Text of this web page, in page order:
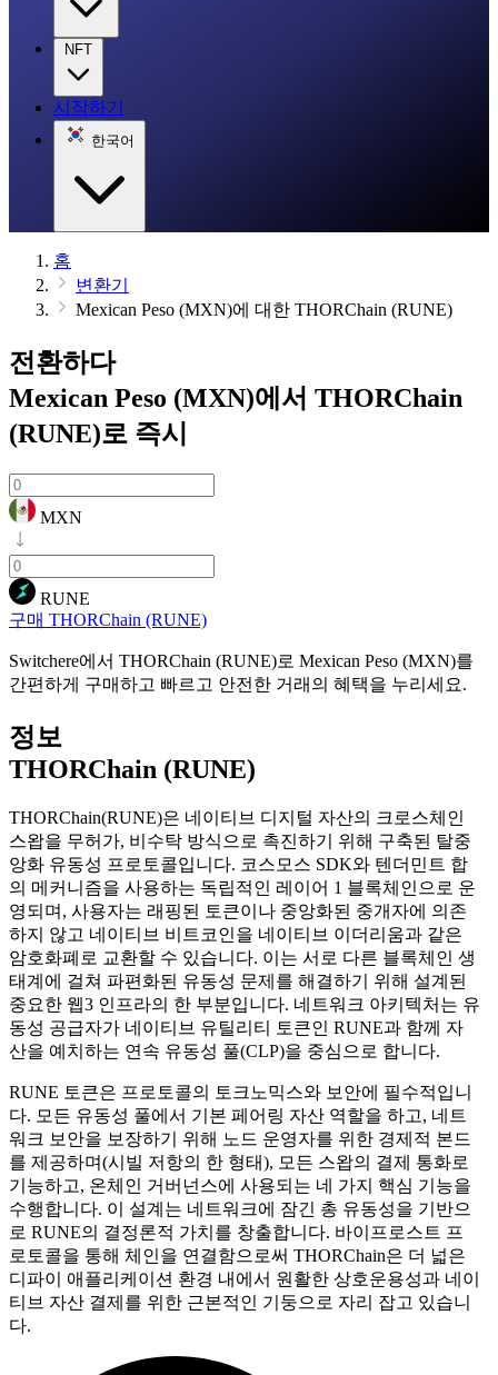
NFT
시작하기
한국어
홈
변환기
Mexican Peso (MXN)에 대한 THORChain (RUNE)
전환하다
Mexican Peso (MXN)에서 THORChain
(RUNE)로 즉시
MXN
RUNE
구매 THORChain (RUNE)
Switchere에서 THORChain (RUNE)로 Mexican Peso (MXN)를
간편하게 구매하고 빠르고 안전한 거래의 혜택을 누리세요.
정보
THORChain (RUNE)
THORChain(RUNE)은 네이티브 디지털 자산의 크로스체인
스왑을 무허가, 비수탁 방식으로 촉진하기 위해 구축된 탈중
앙화 유동성 프로토콜입니다. 코스모스 SDK와 텐더민트 합
의 메커니즘을 사용하는 독립적인 레이어 1 블록체인으로 운
영되며, 사용자는 래핑된 토큰이나 중앙화된 중개자에 의존
하지 않고 네이티브 비트코인을 네이티브 이더리움과 같은
암호화폐로 교환할 수 있습니다. 이는 서로 다른 블록체인 생
태계에 걸쳐 파편화된 유동성 문제를 해결하기 위해 설계된
중요한 웹3 인프라의 한 부분입니다. 네트워크 아키텍처는 유
동성 공급자가 네이티브 유틸리티 토큰인 RUNE과 함께 자
산을 예치하는 연속 유동성 풀(CLP)을 중심으로 합니다.
RUNE 토큰은 프로토콜의 토크노믹스와 보안에 필수적입니
다. 모든 유동성 풀에서 기본 페어링 자산 역할을 하고, 네트
워크 보안을 보장하기 위해 노드 운영자를 위한 경제적 본드
를 제공하며(시빌 저항의 한 형태), 모든 스왑의 결제 통화로
기능하고, 온체인 거버넌스에 사용되는 네 가지 핵심 기능을
수행합니다. 이 설계는 네트워크에 잠긴 총 유동성을 기반으
로 RUNE의 결정론적 가치를 창출합니다. 바이프로스트 프
로토콜을 통해 체인을 연결함으로써 THORChain은 더 넓은
디파이 애플리케이션 환경 내에서 원활한 상호운용성과 네이
티브 자산 결제를 위한 근본적인 기둥으로 자리 잡고 있습니
다.